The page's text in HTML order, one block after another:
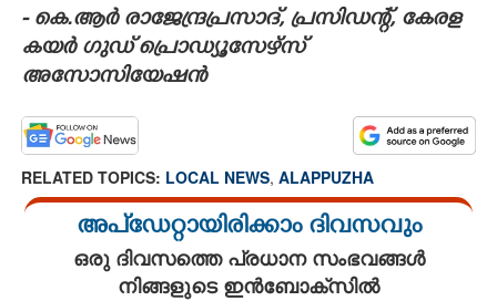
- കെ.ആർ രാജേന്ദ്രപ്രസാദ്,​ പ്രസിഡന്റ്,​ കേരള
കയർ ഗുഡ് പ്രൊഡ്യൂസേഴ്സ്
അസോസിയേഷൻ
RELATED TOPICS: LOCAL NEWS, ALAPPUZHA
അപ്ഡേറ്റായിരിക്കാം ദിവസവും
ഒരു ദിവസത്തെ പ്രധാന സംഭവങ്ങൾ
നിങ്ങളുടെ ഇൻബോക്സിൽ